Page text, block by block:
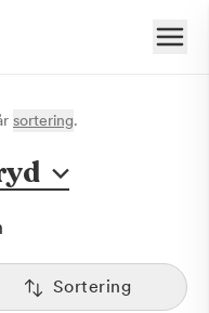
sortering.
Sortering